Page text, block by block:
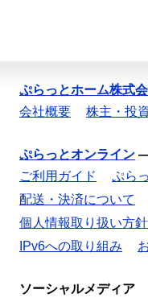
ぷらっとホーム株式
会社概要
株主・投
ぷらっとオンライン
ご利用ガイド
ぷら
配送・決済について
個人情報取り扱い方針
IPv6への取り組み
ソーシャルメディア